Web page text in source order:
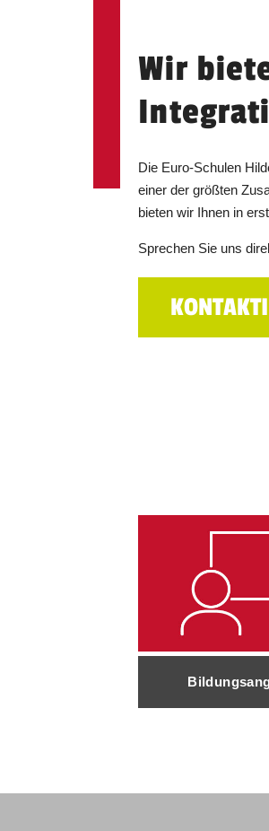
Wir
Die Euro-Schulen
einer der größten
bieten wir Ihnen in
Sprechen Sie uns